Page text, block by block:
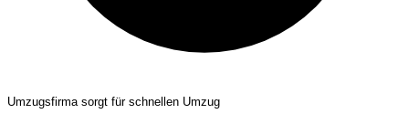
Umzugsfirma sorgt für schnellen Umzug